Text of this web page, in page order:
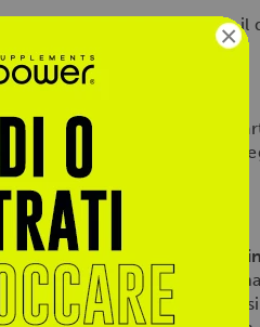
×
che desiderano favorire
nella prima
mantenere
SLIM 120 CPR di Self
pomeriggio
con lo stimolo alla